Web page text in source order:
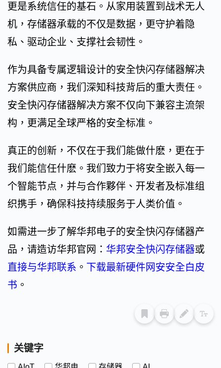
更是系统信任的基石。从家用装置到战术无人
机，存储器承载的不仅是数据，更守护着隐
私、驱动企业、支撑社会韧性。
作为具备专属逻辑设计的安全快闪存储器解决
方案供应商，我们深知科技背后的重大责任。
安全快闪存储器解决方案不仅向下兼容主流架
构，更满足全球严格的安全标准。
真正的创新，不仅在于我们能做什麽，更在于
我们能信任什麽。我们致力于将安全嵌入每一
个智能节点，并与合作夥伴、开发者及标准组
织携手，确保科技持续服务于人类价值。
如需进一步了解华邦电子的安全快闪存储器产
品，请造访华邦官网： 华邦安全快闪存储器或
直接与华邦联系 。 下载最新硬件网安安全白皮
书 。
关键字